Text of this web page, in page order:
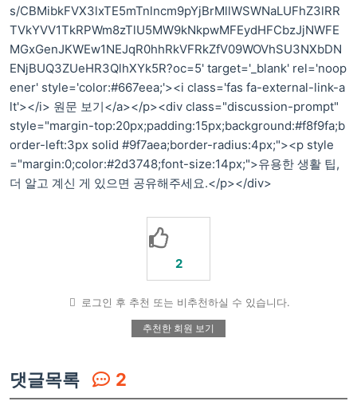
s/CBMibkFVX3lxTE5mTnlncm9pYjBrMllWSWNaLUFhZ3lRR
TVkYVV1TkRPWm8zTlU5MW9kNkpwMFEydHFCbzJjNWFE
MGxGenJKWEw1NEJqR0hhRkVFRkZfV09WOVhSU3NXbDN
ENjBUQ3ZUeHR3QlhXYk5R?oc=5' target='_blank' rel='noop
ener' style='color:#667eea;'><i class='fas fa-external-link-a
lt'></i> 원문 보기</a></p><div class="discussion-prompt"
style="margin-top:20px;padding:15px;background:#f8f9fa;b
order-left:3px solid #9f7aea;border-radius:4px;"><p style
="margin:0;color:#2d3748;font-size:14px;">유용한 생활 팁,
더 알고 계신 게 있으면 공유해주세요.</p></div>
2
로그인 후 추천 또는 비추천하실 수 있습니다.
추천한 회원 보기
댓글목록 2